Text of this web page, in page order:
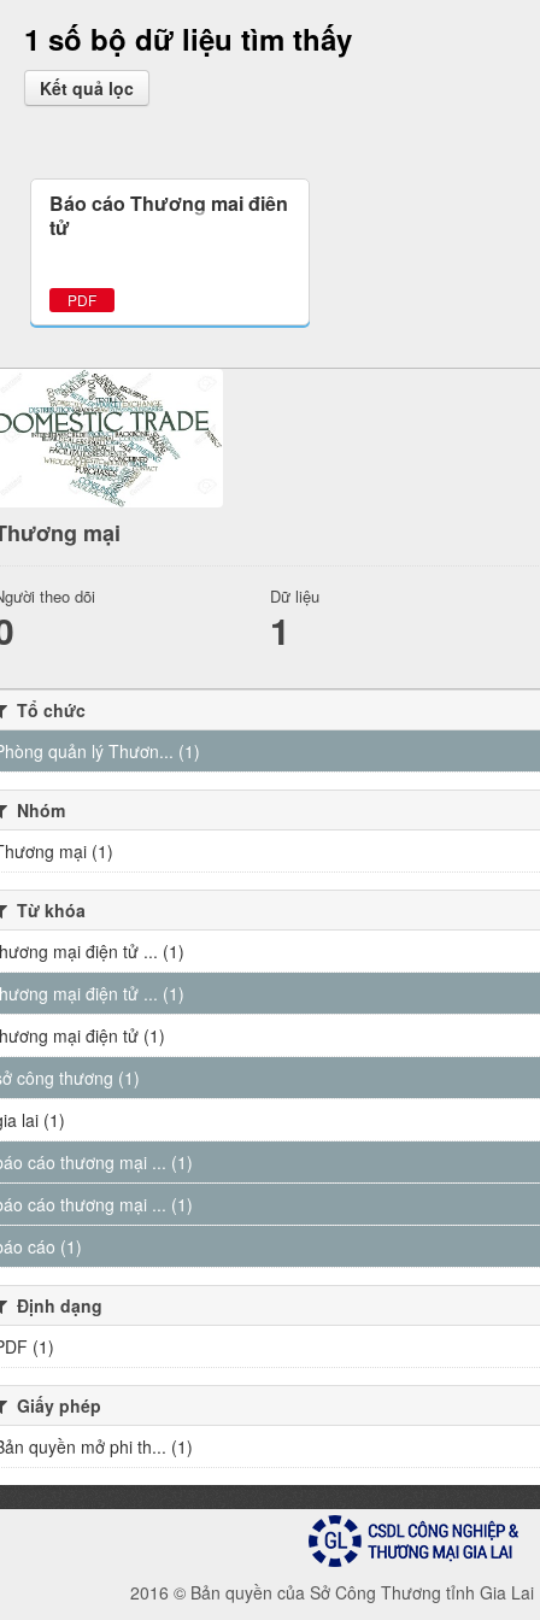
1 số bộ dữ liệu tìm thấy
Kết quả lọc
Báo cáo Thương mại điện
tử
PDF
mại
theo dõi Dữ liệu
1
Tổ chức
quản lý Thươn... (1)
Nhóm
mại (1)
Từ khóa
mại điện tử ... (1)
mại điện tử ... (1)
mại điện tử (1)
công thương (1)
lai (1)
cáo thương mại ... (1)
cáo thương mại ... (1)
cáo (1)
Định dạng
(1)
Giấy phép
quyền mở phi th... (1)
2016 © Bản quyền của Sở Công Thương tỉnh Gia Lai